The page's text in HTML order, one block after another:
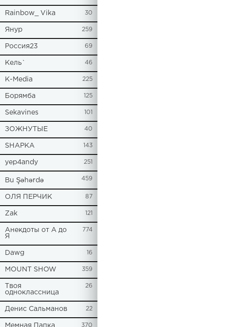
Rainbow_ Vika 30
Янур 259
Россия23 69
Кель` 46
К-Media 225
Борямба 125
Sekavines 101
ЗОЖНУТЫЕ 40
SHAPKA 143
yep4andy 251
Bu Şəhərdə 459
ОЛЯ ПЕРЧИК 87
Zak 121
Анекдоты от А до
Я
774
Dawg 16
MOUNT SHOW 359
Твоя
одноклассница
26
Денис Сальманов 22
Мемная Папка 370